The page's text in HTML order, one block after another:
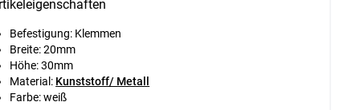
Befestigung: Klemmen
Breite: 20mm
Höhe: 30mm
Material: Kunststoff/ Metall
Farbe: weiß